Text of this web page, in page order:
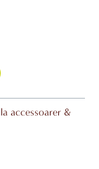
accessoarer &